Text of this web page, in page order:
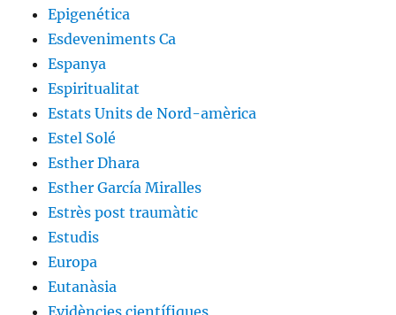
Epigenética
Esdeveniments Ca
Espanya
Espiritualitat
Estats Units de Nord-amèrica
Estel Solé
Esther Dhara
Esther García Miralles
Estrès post traumàtic
Estudis
Europa
Eutanàsia